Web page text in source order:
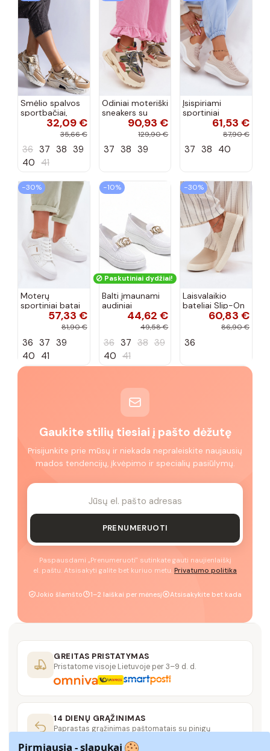
Smėlio spalvos
sportbačiai,
dekoruoti Valdez
cirkonio virvele
32,09 €
35,66 €
36 37 38 39
40 41
Odiniai moteriški
sneakers su
platforma D&A
CR61-3133
90,93 €
129,90 €
37 38 39
Įsispiriami
sportiniai
bateliai Kobbo
102425 smėlio
61,53 €
87,90 €
37 38 40
−30%
Moterų
sportiniai batai
su ažūro
elementais Big
baltos spalvos
57,33 €
81,90 €
36 37 39
40 41
−10%
Paskutiniai dydžiai!
Balti įmaunami
audiniai
sportbačiai su
44,62 €
49,58 €
36 37 38 39
40 41
−30%
Laisvalaikio
bateliai Slip-On
Big Star
RR274721 smėlio
60,83 €
86,90 €
36
Gaukite stilių tiesiai į pašto dėžutę
Prisijunkite prie mūsų ir niekada nepraleiskite naujausių
mados tendencijų, įkvėpimo ir specialių pasiūlymų.
PRENUMERUOTI
Paspausdami „Prenumeruoti" sutinkate gauti naujienlaiškį
el. paštu. Atsisakyti galite bet kuriuo metu. Privatumo politika
Jokio šlamšto 1–2 laiškai per mėnesį Atsisakykite bet kada
GREITAS PRISTATYMAS
Pristatome visoje Lietuvoje per 3–9 d. d.
14 DIENŲ GRĄŽINIMAS
Paprastas grąžinimas paštomatais su pinigų
Pirmiausia - slapukai